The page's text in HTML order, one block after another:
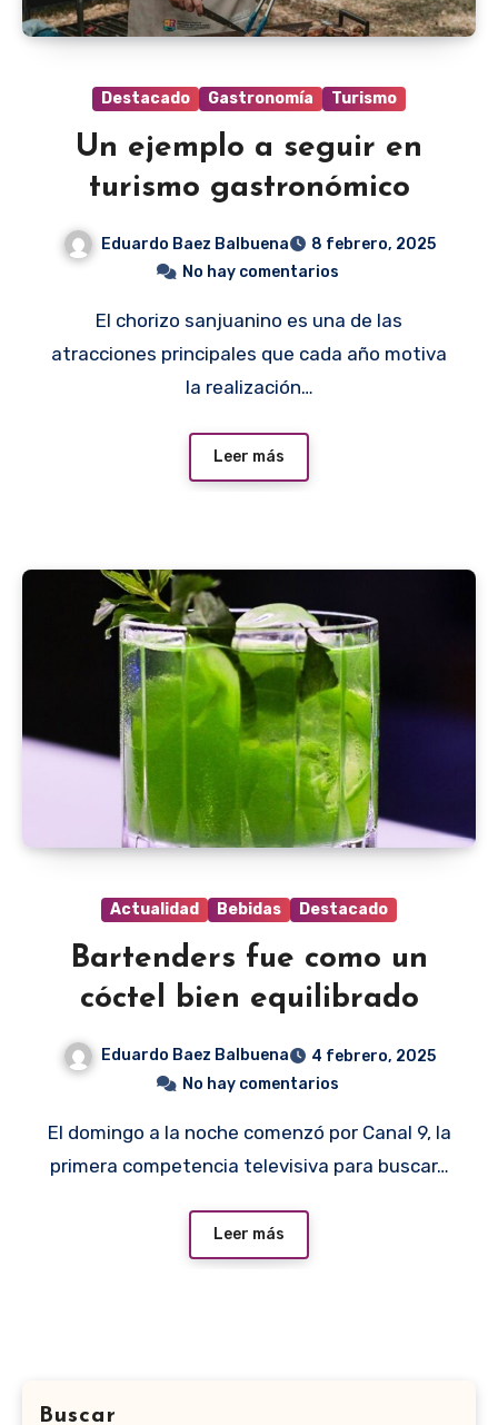
Destacado Gastronomía Turismo
Un ejemplo a seguir en
turismo gastronómico
Eduardo Baez Balbuena
8 febrero, 2025
No hay comentarios
El chorizo sanjuanino es una de las
atracciones principales que cada año motiva
la realización…
Leer más
Actualidad Bebidas Destacado
Bartenders fue como un
cóctel bien equilibrado
Eduardo Baez Balbuena
4 febrero, 2025
No hay comentarios
El domingo a la noche comenzó por Canal 9, la
primera competencia televisiva para buscar…
Leer más
Buscar